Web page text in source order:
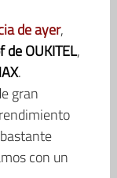
de ayer,
OUKITEL,
.
gran
con un